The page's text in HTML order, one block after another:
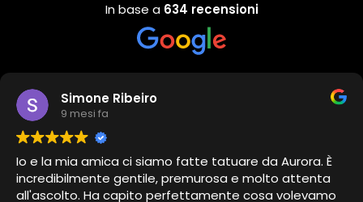
In base a 634 recensioni
Simone Ribeiro
9 mesi fa
Io e la mia amica ci siamo fatte tatuare da Aurora. È
incredibilmente gentile, premurosa e molto attenta
all'ascolto. Ha capito perfettamente cosa volevamo